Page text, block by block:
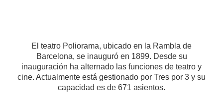
El teatro Poliorama, ubicado en la Rambla de
Barcelona, se inauguró en 1899. Desde su
inauguración ha alternado las funciones de teatro y
cine. Actualmente está gestionado por Tres por 3 y su
capacidad es de 671 asientos.